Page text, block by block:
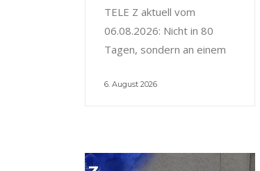
TELE Z aktuell vom
06.08.2026: Nicht in 80
Tagen, sondern an einem
6. August 2026